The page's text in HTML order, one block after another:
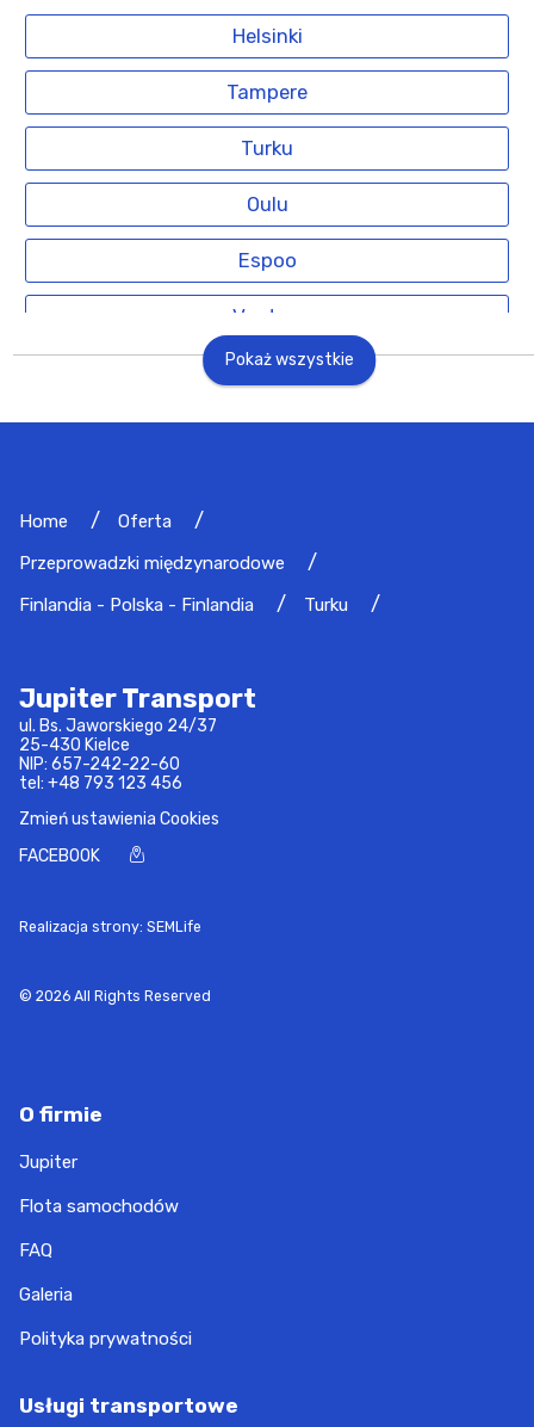
Helsinki
Tampere
Turku
Oulu
Espoo
Vantaa
Pokaż wszystkie
Home
Oferta
Przeprowadzki międzynarodowe
Finlandia - Polska - Finlandia
Turku
Jupiter Transport
ul. Bs. Jaworskiego 24/37
25-430 Kielce
NIP: 657-242-22-60
tel: +48 793 123 456
Zmień ustawienia Cookies
FACEBOOK
Realizacja strony: SEMLife
© 2026 All Rights Reserved
O firmie
Jupiter
Flota samochodów
FAQ
Galeria
Polityka prywatności
Usługi transportowe